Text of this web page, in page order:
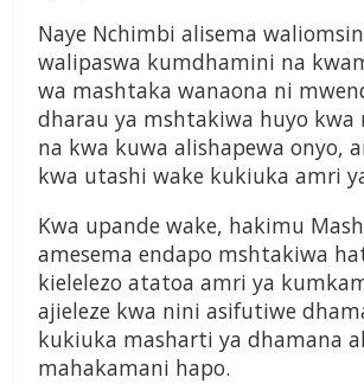
Naye Nchimbi alisema
walipaswa kumdhamini na
wa mashtaka wanaona ni
dharau ya mshtakiwa huyo kwa
na kwa kuwa alishapewa onyo,
kwa utashi wake kukiuka amri
Kwa upande wake, hakimu
amesema endapo mshtakiwa
kielelezo atatoa amri ya
ajieleze kwa nini asifutiwe
kukiuka masharti ya dhamana
mahakamani hapo.